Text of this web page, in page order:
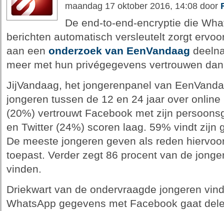
maandag 17 oktober 2016, 14:08 door
De end-to-end-encryptie die
berichten automatisch versleutelt zorgt
aan een onderzoek van EenVandaag
meer met hun privégegevens vertrouwen
JijVandaag, het jongerenpanel van
jongeren tussen de 12 en 24 jaar over
(20%) vertrouwt Facebook met zijn
en Twitter (24%) scoren laag. 59% vindt zijn
De meeste jongeren geven als reden
toepast. Verder zegt 86 procent van de
vinden.
Driekwart van de ondervraagde jongeren
WhatsApp gegevens met Facebook gaat